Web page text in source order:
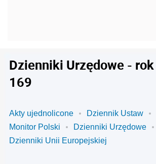
Dzienniki Urzędowe -
169
Akty ujednolicone
Dziennik Ustaw
Monitor Polski
Dzienniki Urzędowe
Dzienniki Unii Europejskiej